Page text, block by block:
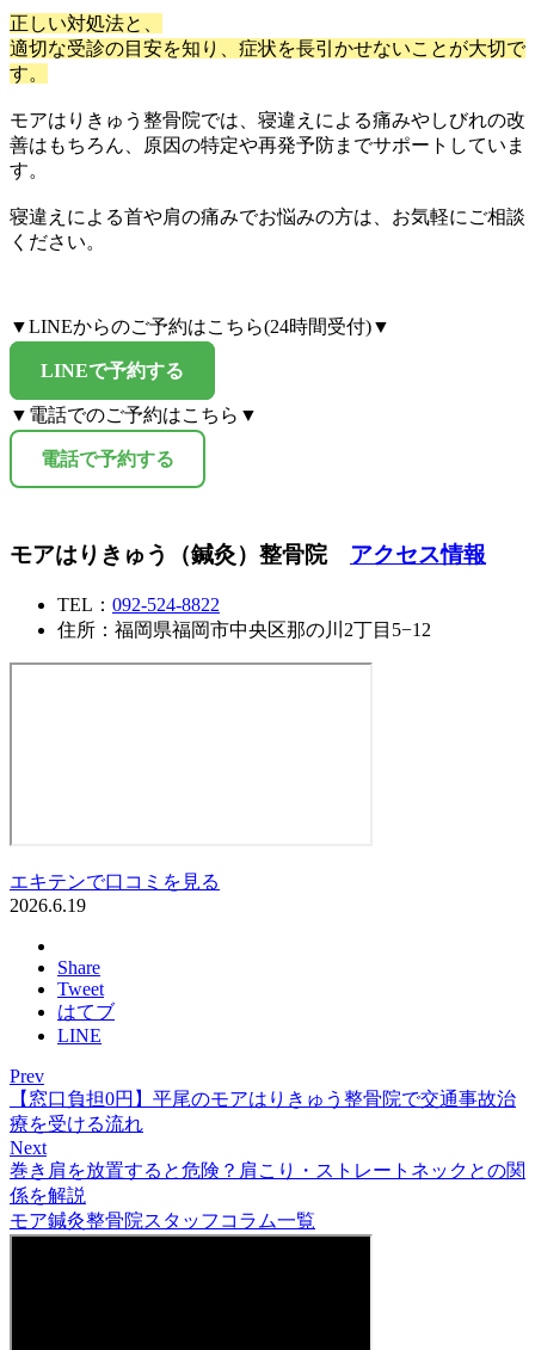
正しい対処法と、
適切な受診の目安を知り、症状を長引かせないことが大切で
す。
モアはりきゅう整骨院では、寝違えによる痛みやしびれの改
善はもちろん、原因の特定や再発予防までサポートしていま
す。
寝違えによる首や肩の痛みでお悩みの方は、お気軽にご相談
ください。
▼LINEからのご予約はこちら(24時間受付)▼
LINEで予約する
▼電話でのご予約はこちら▼
電話で予約する
モアはりきゅう（鍼灸）整骨院 アクセス情報
TEL： 092-524-8822
住所：福岡県福岡市中央区那の川2丁目5−12
エキテンで口コミを見る
2026.6.19
Share
Tweet
はてブ
LINE
Prev
【窓口負担0円】平尾のモアはりきゅう整骨院で交通事故治
療を受ける流れ
Next
巻き肩を放置すると危険？肩こり・ストレートネックとの関
係を解説
モア鍼灸整骨院スタッフコラム一覧